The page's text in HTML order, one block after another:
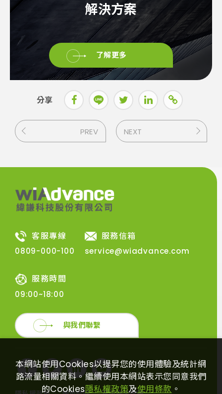
解決方案
了解更多
分享
PREV NEXT
客服專線
0809-000-100
服務信箱
service@wiadvance.com
服務時間
09:00~18:00
與我們聯繫
本網站使用Cookies以提昇您的使用體驗及統計網
路流量相關資料。繼續使用本網站表示您同意我們
的Cookies隱私權政策及使用條款 。